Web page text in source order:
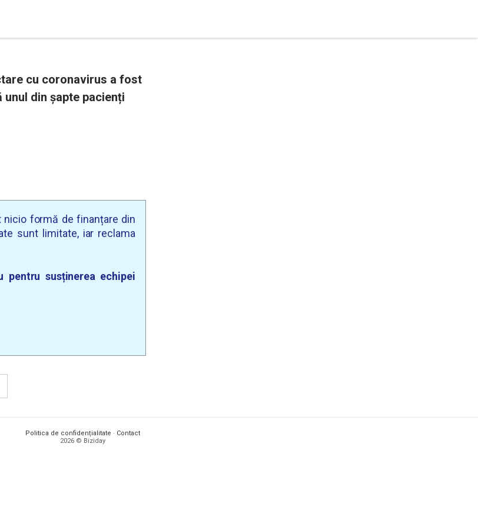
cu coronavirus a fost
unul din șapte pacienți
nicio formă de finanțare din
sunt limitate, iar reclama
susținerea echipei
Politica de confidențialitate · Contact
2026 © Biziday